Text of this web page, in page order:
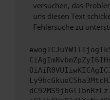
versuchen, das
uns diesen Text
Fehlersuche zu